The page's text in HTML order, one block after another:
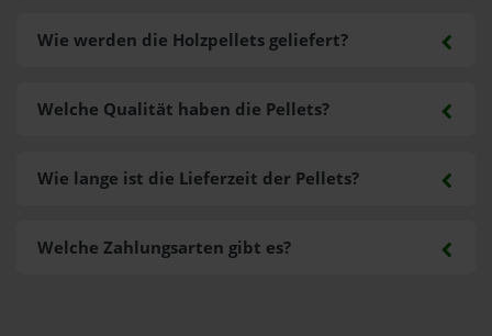
Wie werden die Holzpellets geliefert?
Welche Zahlungsarten gibt es?
Welche Qualität haben die Pellets?
Wie lange ist die Lieferzeit der Pellets?